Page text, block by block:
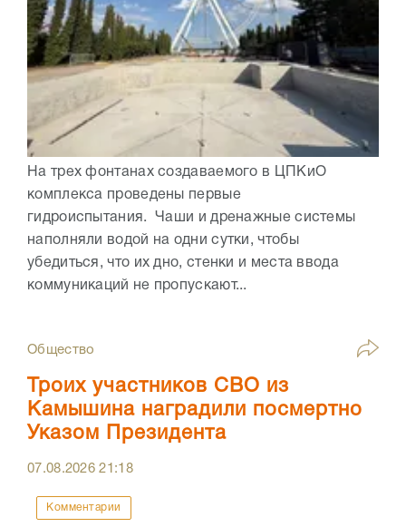
На трех фонтанах создаваемого в ЦПКиО
комплекса проведены первые
гидроиспытания. Чаши и дренажные системы
наполняли водой на одни сутки, чтобы
убедиться, что их дно, стенки и места ввода
коммуникаций не пропускают...
Общество
Троих участников СВО из
Камышина наградили посмертно
Указом Президента
07.08.202621:18
Комментарии